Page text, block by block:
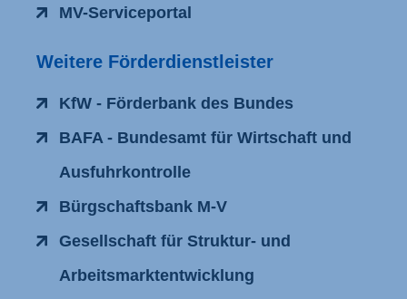
MV-Serviceportal
Weitere Förderdienstleister
KfW - Förderbank des Bundes
BAFA - Bundesamt für Wirtschaft und
Ausfuhrkontrolle
Bürgschaftsbank M-V
Gesellschaft für Struktur- und
Arbeitsmarktentwicklung